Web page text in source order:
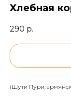
Хлебная
290 р.
(Шути Пури,